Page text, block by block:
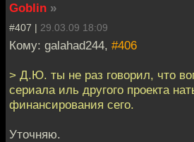
Goblin »
#407 | 29.03.09 18:09
Кому: galahad244, #406
> Д.Ю. ты не раз говорил, что
сериала иль другого проекта
финансирования сего.
Уточняю.